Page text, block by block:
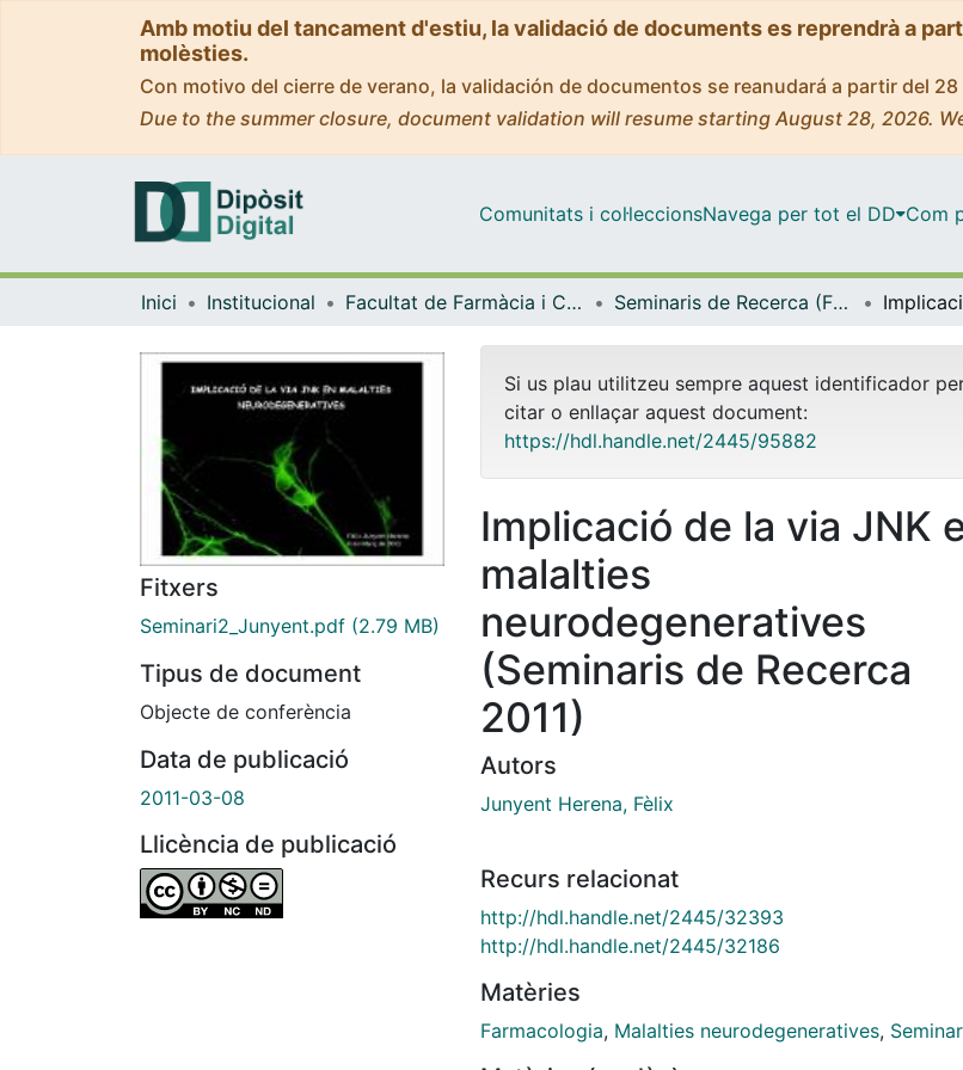
Amb motiu del tancament d'estiu, la validació de documents es reprendrà a
molèsties.
Con motivo del cierre de verano, la validación de documentos se reanudará a partir del
Due to the summer closure, document validation will resume starting August 28, 2026.
Comunitats i col·leccionsNavega per tot el DD Com
Inici Institucional Facultat de Farmàcia i Ciències de l'Alimentació Seminaris de Recerca (Facultat de Farmàcia i Ciències de l'Alimentació)
Fitxers
Seminari2_Junyent.pdf (2.79 MB)
Tipus de document
Objecte de conferència
Data de publicació
2011-03-08
Llicència de publicació
Si us plau utilitzeu sempre aquest identificador
citar o enllaçar aquest document:
https://hdl.handle.net/2445/95882
Implicació de la via JNK
malalties
neurodegeneratives
(Seminaris de Recerca
2011)
Autors
Junyent Herena, Fèlix
Recurs relacionat
http://hdl.handle.net/2445/32393
http://hdl.handle.net/2445/32186
Matèries
Farmacologia, Malalties neurodegeneratives,